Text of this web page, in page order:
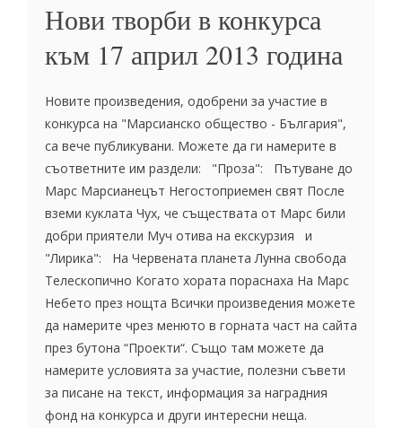
Нови творби в конкурса
към 17 април 2013 година
Новите произведения, одобрени за участие в
конкурса на "Марсианско общество - България",
са вече публикувани. Можете да ги намерите в
съответните им раздели: "Проза": Пътуване до
Марс Марсианецът Негостоприемен свят После
вземи куклата Чух, че съществата от Марс били
добри приятели Муч отива на екскурзия и
"Лирика": На Червената планета Лунна свобода
Телескопично Когато хората пораснаха На Марс
Небето през нощта Всички произведения можете
да намерите чрез менюто в горната част на сайта
през бутона “Проекти“. Също там можете да
намерите условията за участие, полезни съвети
за писане на текст, информация за наградния
фонд на конкурса и други интересни неща.